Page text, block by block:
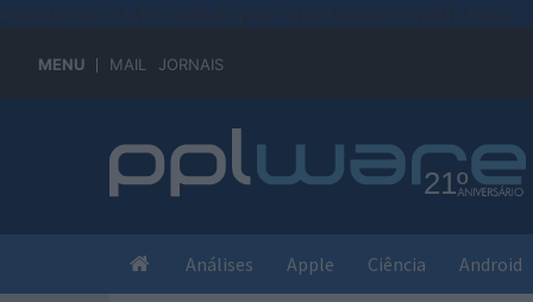
MENU MAIL JORNAIS
Análises Apple Ciência Android